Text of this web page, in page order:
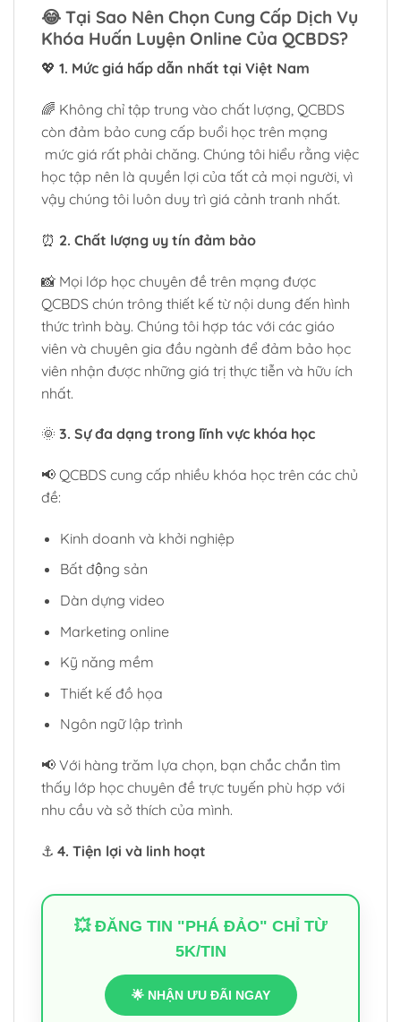
😂 Tại Sao Nên Chọn Cung Cấp Dịch Vụ
Khóa Huấn Luyện Online Của QCBDS?
💖 1. Mức giá hấp dẫn nhất tại Việt Nam
🌈 Không chỉ tập trung vào chất lượng, QCBDS
còn đảm bảo cung cấp buổi học trên mạng
mức giá rất phải chăng. Chúng tôi hiểu rằng việc
học tập nên là quyền lợi của tất cả mọi người, vì
vậy chúng tôi luôn duy trì giá cảnh tranh nhất.
⏰ 2. Chất lượng uy tín đảm bảo
📸 Mọi lớp học chuyên đề trên mạng được
QCBDS chún trông thiết kế từ nội dung đến hình
thức trình bày. Chúng tôi hợp tác với các giáo
viên và chuyên gia đầu ngành để đảm bảo học
viên nhận được những giá trị thực tiễn và hữu ích
nhất.
🌞 3. Sự đa dạng trong lĩnh vực khóa học
📢 QCBDS cung cấp nhiều khóa học trên các chủ
đề:
Kinh doanh và khởi nghiệp
Bất động sản
Dàn dựng video
Marketing online
Kỹ năng mềm
Thiết kế đồ họa
Ngôn ngữ lập trình
📢 Với hàng trăm lựa chọn, bạn chắc chắn tìm
thấy lớp học chuyên đề trực tuyến phù hợp với
nhu cầu và sở thích của mình.
⚓ 4. Tiện lợi và linh hoạt
💥 ĐĂNG TIN "PHÁ ĐẢO" CHỈ TỪ
5K/TIN
🌟 NHẬN ƯU ĐÃI NGAY